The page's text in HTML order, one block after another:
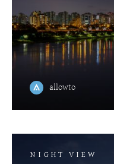
allowto
NIGHT VIEW